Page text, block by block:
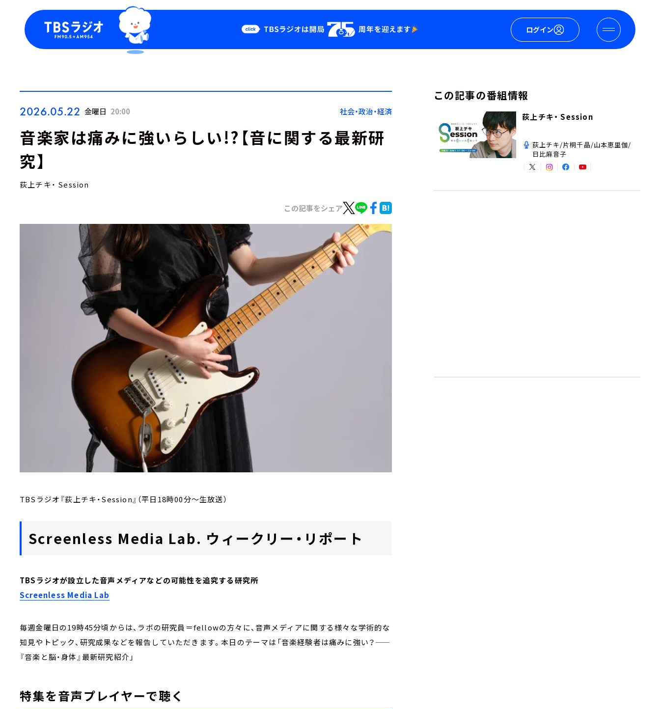
ログイン
Podcast
YouTube
会社情報
2026.05.22 金曜日 20:00 社会・政治・経済
音楽家は痛みに強いらしい!?【音に関する最新研
究】
荻上チキ・ Session
この記事をシェア
TBSラジオ『荻上チキ・Session』（平日18時00分～生放送）
Screenless Media Lab. ウィークリー・リポート
TBSラジオが設立した音声メディアなどの可能性を追究する研究所
Screenless Media Lab
毎週金曜日の19時45分頃からは、ラボの研究員＝fellowの方々に、音声メディアに関する様々な学術的な
知見やトピック、研究成果などを報告していただきます。本日のテーマは「音楽経験者は痛みに強い？——
『音楽と脳・身体』最新研究紹介」
特集を音声プレイヤーで聴く
この記事の番組情報
荻上チキ・ Session
荻上チキ/片桐千晶/山本恵里伽/
日比麻音子